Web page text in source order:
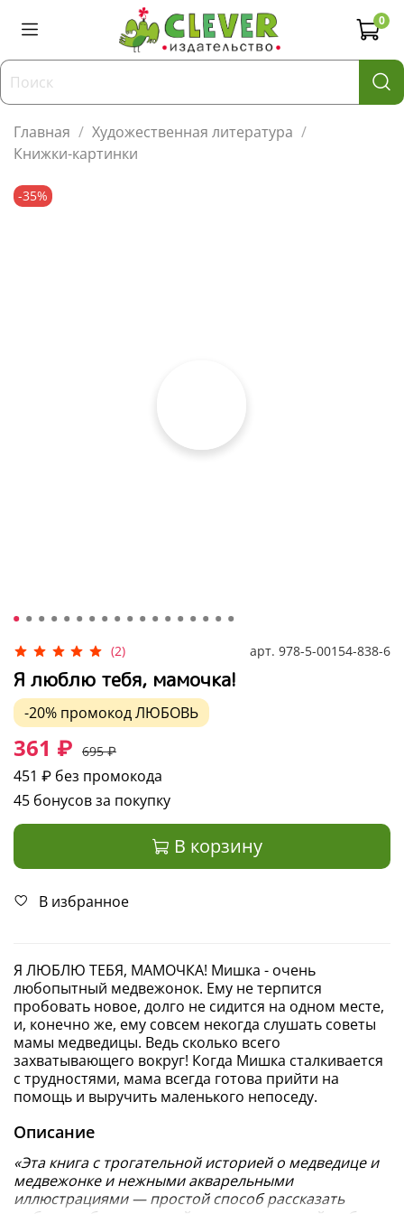
0
Главная
Художественная литература
Книжки-картинки
-35%
(2) арт. 978-5-00154-838-6
Я люблю тебя, мамочка!
-20% промокодЛЮБОВЬ
361 ₽ 695 ₽
451 ₽ без промокода
45 бонусов за покупку
В корзину
В избранное
Я ЛЮБЛЮ ТЕБЯ, МАМОЧКА! Мишка - очень
любопытный медвежонок. Ему не терпится
пробовать новое, долго не сидится на одном месте,
и, конечно же, ему совсем некогда слушать советы
мамы медведицы. Ведь сколько всего
захватывающего вокруг! Когда Мишка сталкивается
с трудностями, мама всегда готова прийти на
помощь и выручить маленького непоседу.
Описание
«Эта книга с трогательной историей о медведице и
медвежонке и нежными акварельными
иллюстрациями — простой способ рассказать